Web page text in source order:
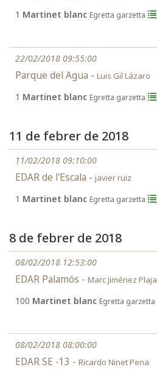
1 Martinet blanc Egretta garzetta
22/02/2018 09:55:00
Parque del Agua - Luis Gil Lázaro
1 Martinet blanc Egretta garzetta
11 de febrer de 2018
11/02/2018 09:10:00
EDAR de l'Escala - javier ruiz
1 Martinet blanc Egretta garzetta
8 de febrer de 2018
08/02/2018 12:53:00
EDAR Palamós - Marc Jiménez Plaja
100 Martinet blanc Egretta garzetta
08/02/2018 08:00:00
EDAR SE -13 - Ricardo Ninet Pena